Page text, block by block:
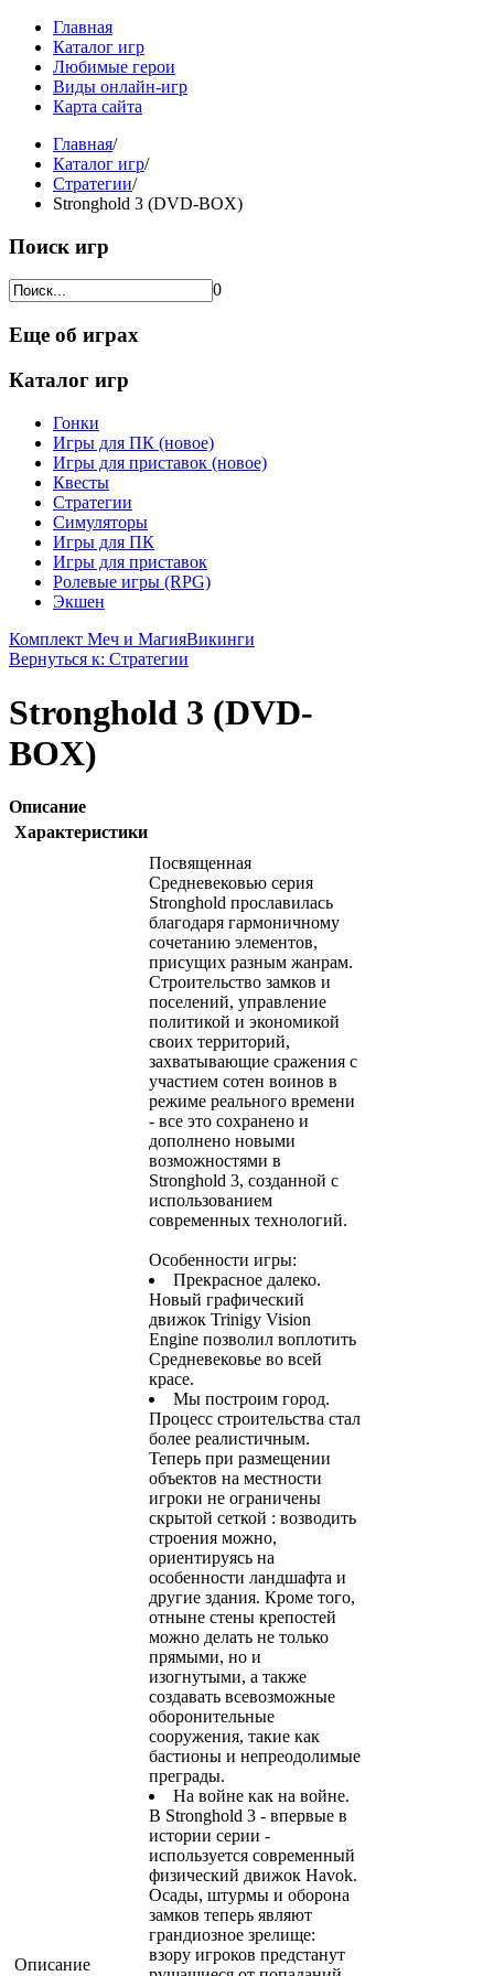
Главная
Каталог игр
Любимые герои
Виды онлайн-игр
Карта сайта
Главная/
Каталог игр/
Стратегии/
Stronghold 3 (DVD-BOX)
Поиск игр
0
Еще об играх
Каталог игр
Гонки
Игры для ПК (новое)
Игры для приставок (новое)
Квесты
Стратегии
Симуляторы
Игры для ПК
Игры для приставок
Ролевые игры (RPG)
Экшен
Комплект Меч и МагияВикинги
Вернуться к: Стратегии
Stronghold 3 (DVD-
BOX)
Описание
Характеристики
Описание
Посвященная
Средневековью серия
Stronghold прославилась
благодаря гармоничному
сочетанию элементов,
присущих разным жанрам.
Строительство замков и
поселений, управление
политикой и экономикой
своих территорий,
захватывающие сражения с
участием сотен воинов в
режиме реального времени
- все это сохранено и
дополнено новыми
возможностями в
Stronghold 3, созданной с
использованием
современных технологий.
Особенности игры:
Прекрасное далеко.
Новый графический
движок Trinigy Vision
Engine позволил воплотить
Средневековье во всей
красе.
Мы построим город.
Процесс строительства стал
более реалистичным.
Теперь при размещении
объектов на местности
игроки не ограничены
скрытой сеткой : возводить
строения можно,
ориентируясь на
особенности ландшафта и
другие здания. Кроме того,
отныне стены крепостей
можно делать не только
прямыми, но и
изогнутыми, а также
создавать всевозможные
оборонительные
сооружения, такие как
бастионы и непреодолимые
преграды.
На войне как на войне.
В Stronghold 3 - впервые в
истории серии -
используется современный
физический движок Havok.
Осады, штурмы и оборона
замков теперь являют
грандиозное зрелище:
взору игроков предстанут